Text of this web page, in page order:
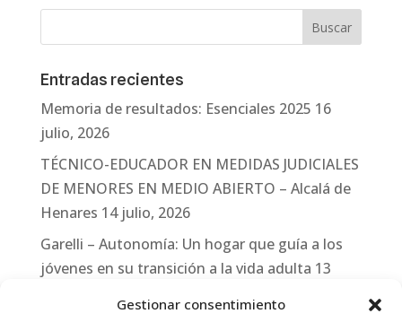
Gestionar consentimiento
Entradas recientes
Memoria de resultados: Esenciales 2025 16
julio, 2026
TÉCNICO-EDUCADOR EN MEDIDAS JUDICIALES
DE MENORES EN MEDIO ABIERTO – Alcalá de
Henares 14 julio, 2026
Garelli – Autonomía: Un hogar que guía a los
jóvenes en su transición a la vida adulta 13